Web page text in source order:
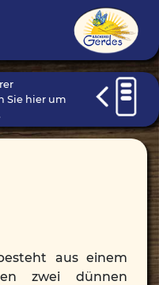
Sie hier um
aus einem
zwei dünnen